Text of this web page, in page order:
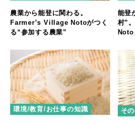
農業から能登に関わる。
Farmer’s Village Notoがつく
る“参加する農業”
能登
村”
Noto
環境/教育/お仕事の知識 そ